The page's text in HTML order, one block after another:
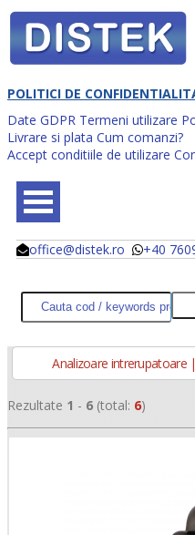
POLITICI DE
Date GDPR Termeni utilizare
Livrare si plata Cum comanzi?
Accept conditiile de utilizare
office@distek.ro +40
@
@
Analizoare intrerupatoare
Rezultate 1 - 6 (total: 6)